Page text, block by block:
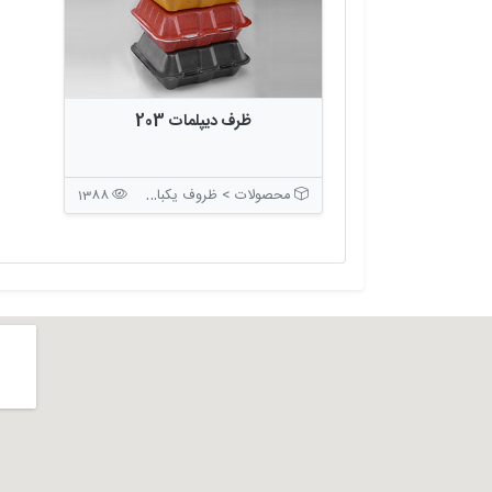
ظرف ديپلمات 203
محصولات > ظروف یکبار مصرف > ظروف بسته بندی درب دار 1388